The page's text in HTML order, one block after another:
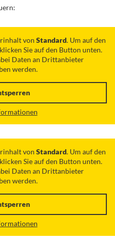
von Standard. Um auf den
Sie auf den Button unten.
Daten an Drittanbieter
werden.
von Standard. Um auf den
Sie auf den Button unten.
Daten an Drittanbieter
werden.